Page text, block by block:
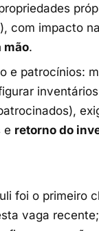
com impacto
mão.
e patrocínios:
e retorno do
foi o primeiro
vaga